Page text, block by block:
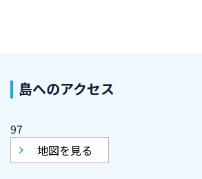
島へのアクセス
97
地図を見る